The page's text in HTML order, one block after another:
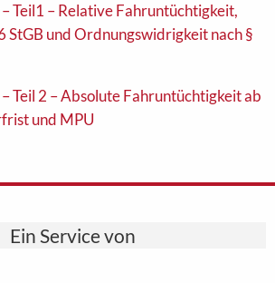
Teil1 – Relative Fahruntüchtigkeit,
StGB und Ordnungswidrigkeit nach §
Teil 2 – Absolute Fahruntüchtigkeit ab
und MPU
Ein Service von